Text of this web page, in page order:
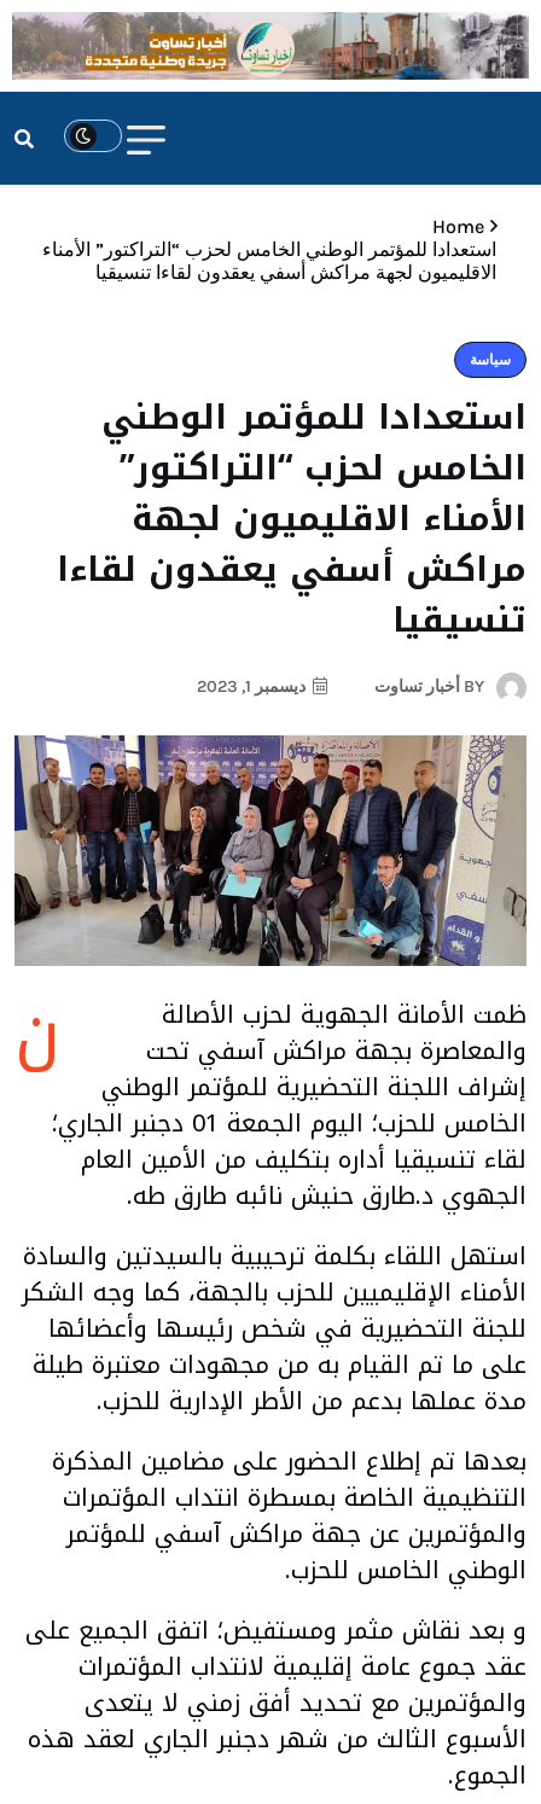
Home
استعدادا للمؤتمر الوطني الخامس لحزب “التراكتور” الأمناء
الاقليميون لجهة مراكش أسفي يعقدون لقاءا تنسيقيا
سياسة
استعدادا للمؤتمر الوطني
الخامس لحزب “التراكتور”
الأمناء الاقليميون لجهة
مراكش أسفي يعقدون لقاءا
تنسيقيا
BY أخبار تساوت ديسمبر 1, 2023
ن ظمت الأمانة الجهوية لحزب الأصالة
والمعاصرة بجهة مراكش آسفي تحت
إشراف اللجنة التحضيرية للمؤتمر الوطني
الخامس للحزب؛ اليوم الجمعة 01 دجنبر الجاري؛
لقاء تنسيقيا أداره بتكليف من الأمين العام
الجهوي د.طارق حنيش نائبه طارق طه.
استهل اللقاء بكلمة ترحيبية بالسيدتين والسادة
الأمناء الإقليميين للحزب بالجهة، كما وجه الشكر
للجنة التحضيرية في شخص رئيسها وأعضائها
على ما تم القيام به من مجهودات معتبرة طيلة
مدة عملها بدعم من الأطر الإدارية للحزب.
بعدها تم إطلاع الحضور على مضامين المذكرة
التنظيمية الخاصة بمسطرة انتداب المؤتمرات
والمؤتمرين عن جهة مراكش آسفي للمؤتمر
الوطني الخامس للحزب.
و بعد نقاش مثمر ومستفيض؛ اتفق الجميع على
عقد جموع عامة إقليمية لانتداب المؤتمرات
والمؤتمرين مع تحديد أفق زمني لا يتعدى
الأسبوع الثالث من شهر دجنبر الجاري لعقد هذه
الجموع.